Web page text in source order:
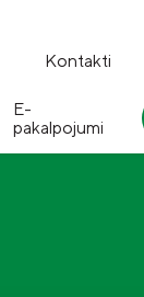
Kontakti
E-
pakalpojumi